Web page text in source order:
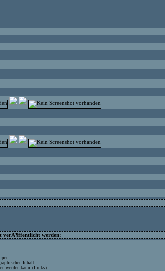
verÃ¶ffentlicht werden:
Inhalt
werden kann. (Links)